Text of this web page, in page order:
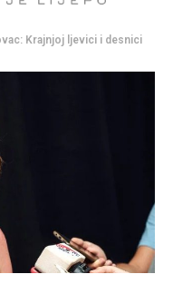
Krajnjoj ljevici i desnici